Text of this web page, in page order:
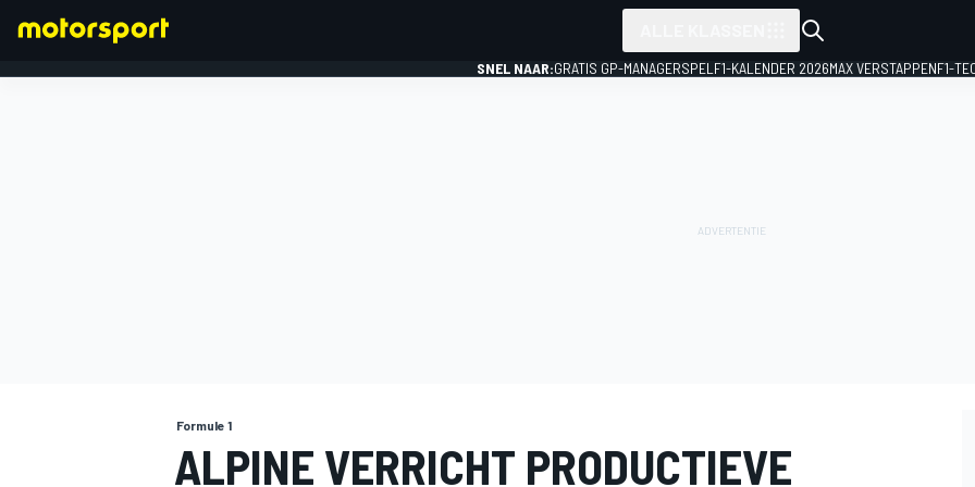
SNEL NAAR:GRATIS GP-MANAGERSPEL F1-KALENDER 2026MAX VERSTAPPENF1-
Formule 1
ALPINE VERRICHT PRODUCTIEVE